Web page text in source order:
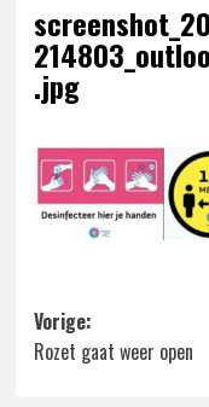
.jpg
Bericht
navigatie
Vorige:
Rozet gaat weer open